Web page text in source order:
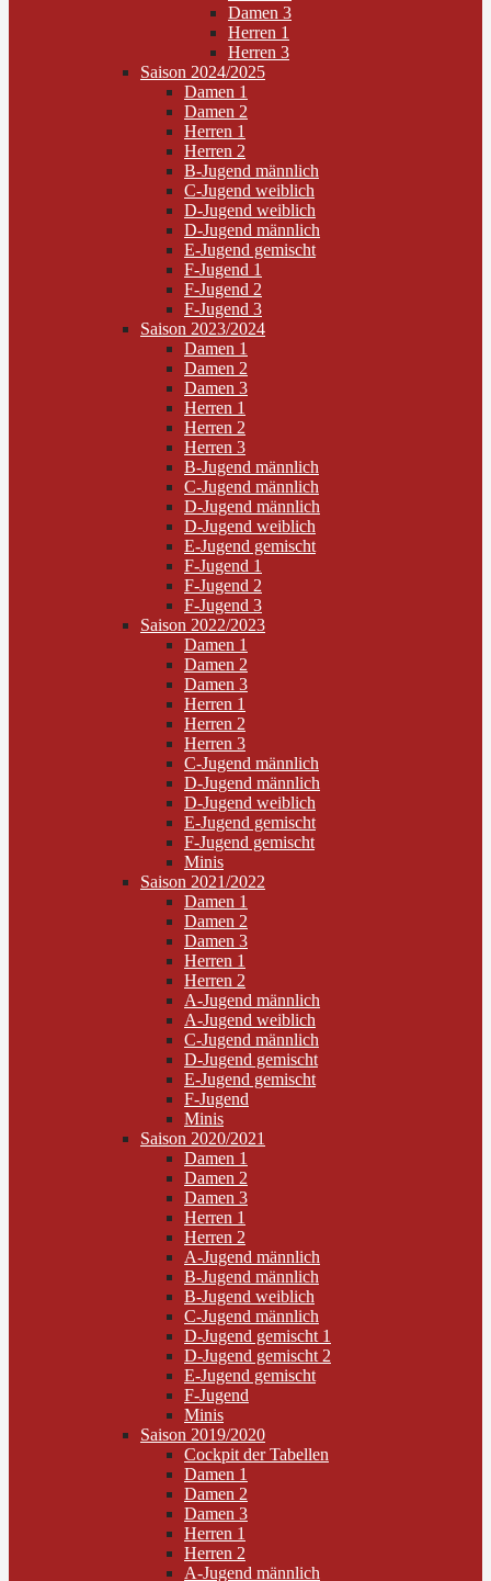
Damen 3
Herren 1
Herren 3
Saison 2024/2025
Damen 1
Damen 2
Herren 1
Herren 2
B-Jugend männlich
C-Jugend weiblich
D-Jugend weiblich
D-Jugend männlich
E-Jugend gemischt
F-Jugend 1
F-Jugend 2
F-Jugend 3
Saison 2023/2024
Damen 1
Damen 2
Damen 3
Herren 1
Herren 2
Herren 3
B-Jugend männlich
C-Jugend männlich
D-Jugend männlich
D-Jugend weiblich
E-Jugend gemischt
F-Jugend 1
F-Jugend 2
F-Jugend 3
Saison 2022/2023
Damen 1
Damen 2
Damen 3
Herren 1
Herren 2
Herren 3
C-Jugend männlich
D-Jugend männlich
D-Jugend weiblich
E-Jugend gemischt
F-Jugend gemischt
Minis
Saison 2021/2022
Damen 1
Damen 2
Damen 3
Herren 1
Herren 2
A-Jugend männlich
A-Jugend weiblich
C-Jugend männlich
D-Jugend gemischt
E-Jugend gemischt
F-Jugend
Minis
Saison 2020/2021
Damen 1
Damen 2
Damen 3
Herren 1
Herren 2
A-Jugend männlich
B-Jugend männlich
B-Jugend weiblich
C-Jugend männlich
D-Jugend gemischt 1
D-Jugend gemischt 2
E-Jugend gemischt
F-Jugend
Minis
Saison 2019/2020
Cockpit der Tabellen
Damen 1
Damen 2
Damen 3
Herren 1
Herren 2
A-Jugend männlich